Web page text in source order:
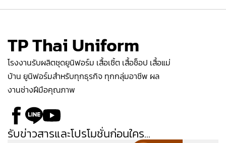
TP Thai Uniform
โรงงานรับผลิตชุดยูนิฟอร์ม เสื้อเชิ้ต เสื้อช็อป เสื้อแม่
บ้าน ยูนิฟอร์มสำหรับทุกธุรกิจ ทุกกลุ่มอาชีพ ผล
งานช่างฝีมือคุณภาพ
รับข่าวสารและโปรโมชั่นก่อนใคร...